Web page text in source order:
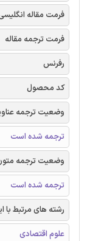
فرمت مقاله
فرمت ترجمه مقاله
رفرنس
کد محصول
وضعیت ترجمه
ترجمه شده است
وضعیت ترجمه
ترجمه شده است
رشته های مرتبط با
علوم اقتصادی